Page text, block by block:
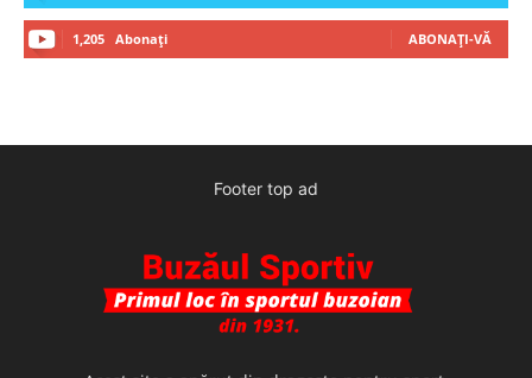
1,205 Abonați ABONAȚI-VĂ
Footer top ad